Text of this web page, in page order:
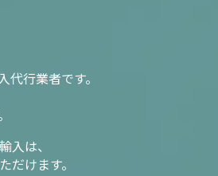
行業者です。
入は、
けます。